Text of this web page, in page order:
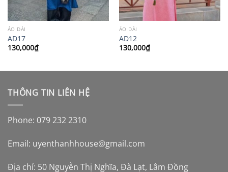
ÁO DÀI
AD17
130,000₫
ÁO DÀI
AD12
130,000₫
THÔNG TIN LIÊN HỆ
Phone: 079 232 2310
Email: uyenthanhhouse@gmail.com
Địa chỉ: 50 Nguyễn Thị Nghĩa, Đà Lạt, Lâm Đồng